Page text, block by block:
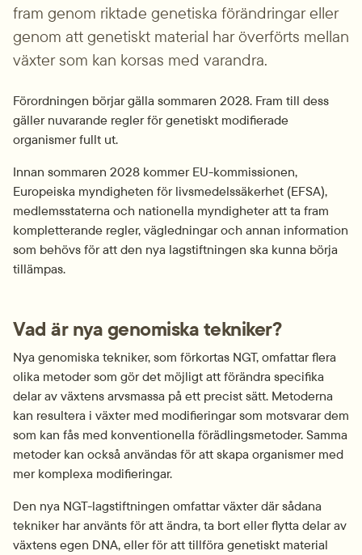
fram genom riktade genetiska förändringar eller
genom att genetiskt material har överförts mellan
växter som kan korsas med varandra.
Förordningen börjar gälla sommaren 2028. Fram till dess
gäller nuvarande regler för genetiskt modifierade
organismer fullt ut.
Innan sommaren 2028 kommer EU-kommissionen,
Europeiska myndigheten för livsmedelssäkerhet (EFSA),
medlemsstaterna och nationella myndigheter att ta fram
kompletterande regler, vägledningar och annan information
som behövs för att den nya lagstiftningen ska kunna börja
tillämpas.
Vad är nya genomiska tekniker?
Nya genomiska tekniker, som förkortas NGT, omfattar flera
olika metoder som gör det möjligt att förändra specifika
delar av växtens arvsmassa på ett precist sätt. Metoderna
kan resultera i växter med modifieringar som motsvarar dem
som kan fås med konventionella förädlingsmetoder. Samma
metoder kan också användas för att skapa organismer med
mer komplexa modifieringar.
Den nya NGT-lagstiftningen omfattar växter där sådana
tekniker har använts för att ändra, ta bort eller flytta delar av
växtens egen DNA, eller för att tillföra genetiskt material